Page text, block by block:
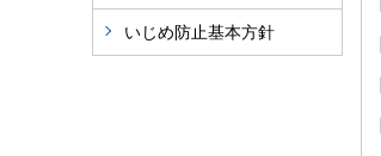
いじめ防止基本方針